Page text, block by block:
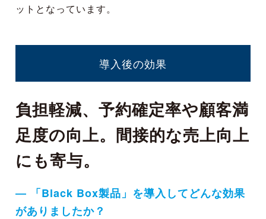
ットとなっています。
導入後の効果
負担軽減、予約確定率や顧客満
足度の向上。間接的な売上向上
にも寄与。
― 「Black Box製品」を導入してどんな効果
がありましたか？